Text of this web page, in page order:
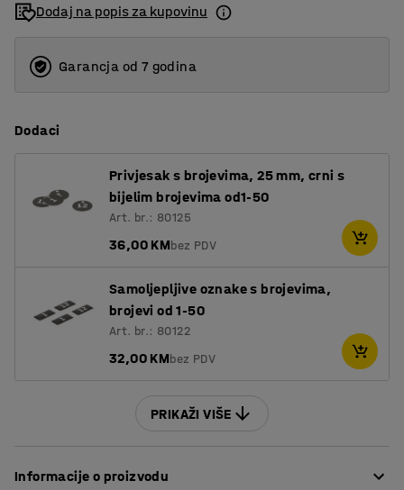
Dodaj na popis za kupovinu
Garancja od 7 godina
Dodaci
Privjesak s brojevima, 25 mm, crni s
bijelim brojevima od1-50
Art. br.: 80125
36,00 KMbez PDV
Samoljepljive oznake s brojevima,
brojevi od 1-50
Art. br.: 80122
32,00 KMbez PDV
PRIKAŽI VIŠE
Informacije o proizvodu